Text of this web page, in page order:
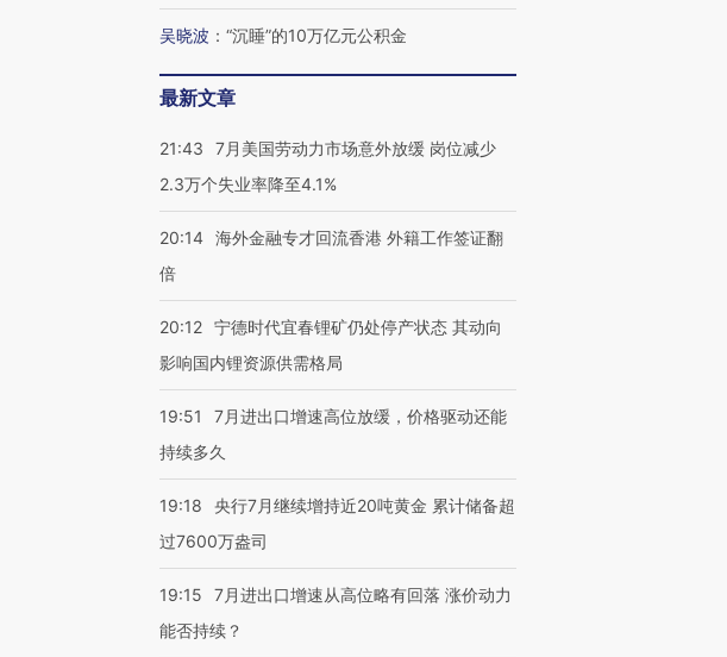
吴晓波 ： “沉睡”的10万亿元公积金
最新文章
21:43
7月美国劳动力市场意外放缓 岗位减少
2.3万个失业率降至4.1%
20:14 海外金融专才回流香港 外籍工作签证翻
倍
20:12 宁德时代宜春锂矿仍处停产状态 其动向
影响国内锂资源供需格局
19:51
7月进出口增速高位放缓，价格驱动还能
持续多久
19:18
央行7月继续增持近20吨黄金 累计储备超
过7600万盎司
19:15
7月进出口增速从高位略有回落 涨价动力
能否持续？